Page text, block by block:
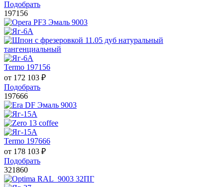
Подобрать
197156
Termo 197156
от 172 103 ₽
Подобрать
197666
Termo 197666
от 178 103 ₽
Подобрать
321860